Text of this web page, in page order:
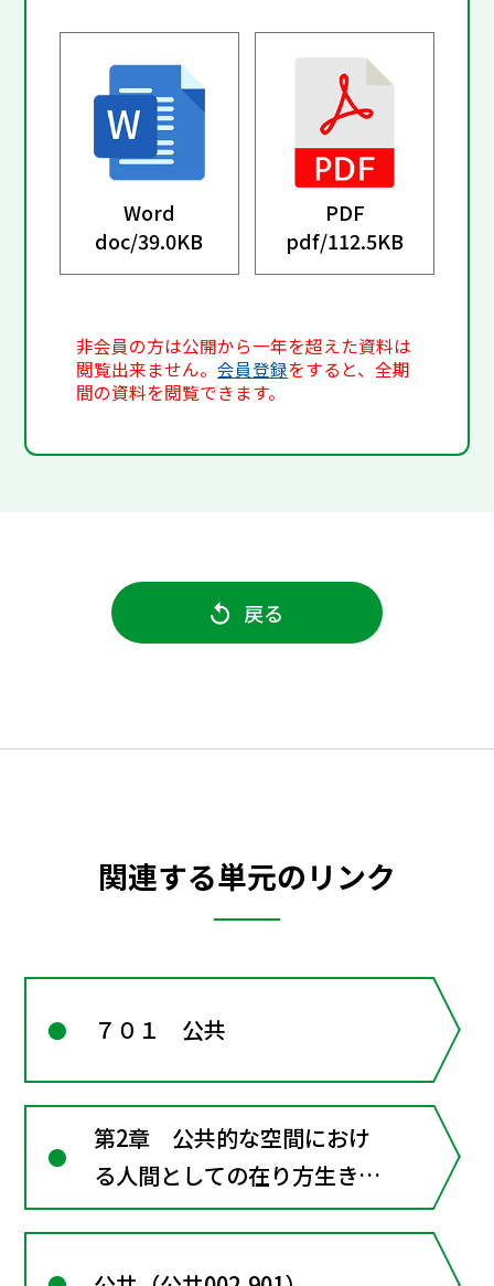
Word
doc/39.0KB
PDF
pdf/112.5KB
非会員の方は公開から一年を超えた資料は
閲覧出来ません。会員登録をすると、全期
間の資料を閲覧できます。
戻る
関連する単元のリンク
７０１ 公共
第2章 公共的な空間におけ
る人間としての在り方生き方
―共に生きるための倫理